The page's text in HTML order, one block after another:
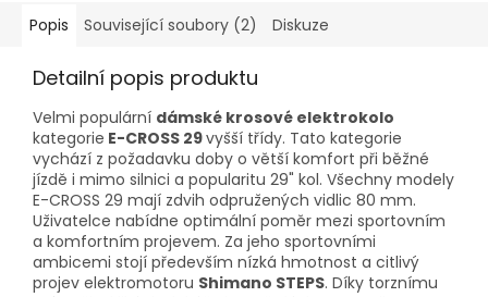
Popis Související soubory (2) Diskuze
Detailní popis produktu
Velmi populární dámské krosové elektrokolo
kategorie E-CROSS 29vyšší třídy. Tato kategorie
vychází z požadavku doby o větší komfort při běžné
jízdě i mimo silnici a popularitu 29" kol. Všechny modely
E-CROSS 29 mají zdvih odpružených vidlic 80 mm.
Uživatelce nabídne optimální poměr mezi sportovním
a komfortním projevem. Za jeho sportovními
ambicemi stojí především nízká hmotnost a citlivý
projev elektromotoru Shimano STEPS. Díky torznímu